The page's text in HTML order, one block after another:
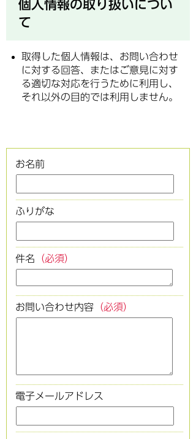
個人情報の取り扱いについ
て
取得した個人情報は、お問い合わせ
に対する回答、またはご意見に対す
る適切な対応を行うために利用し、
それ以外の目的では利用しません。
お名前
ふりがな
件名 （必須）
お問い合わせ内容 （必須）
電子メールアドレス